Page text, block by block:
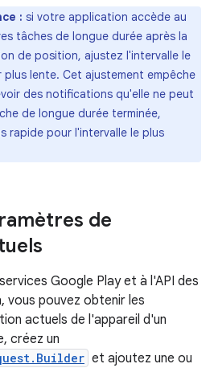
: si votre application accède au
tâches de longue durée après la
de position, ajustez l'intervalle le
plus lente. Cet ajustement empêche
des notifications qu'elle ne peut
de longue durée terminée,
rapide pour l'intervalle le plus
de
Google Play et à l'API des
vous pouvez obtenir les
actuels de l'appareil d'un
créez un
et ajoutez une ou